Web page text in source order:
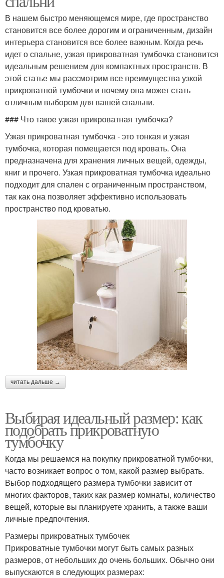
В нашем быстро меняющемся мире, где пространство
становится все более дорогим и ограниченным, дизайн
интерьера становится все более важным. Когда речь
идет о спальне, узкая прикроватная тумбочка становится
идеальным решением для компактных пространств. В
этой статье мы рассмотрим все преимущества узкой
прикроватной тумбочки и почему она может стать
отличным выбором для вашей спальни.
### Что такое узкая прикроватная тумбочка?
Узкая прикроватная тумбочка - это тонкая и узкая
тумбочка, которая помещается под кровать. Она
предназначена для хранения личных вещей, одежды,
книг и прочего. Узкая прикроватная тумбочка идеально
подходит для спален с ограниченным пространством,
так как она позволяет эффективно использовать
пространство под кроватью.
читать дальше →
Выбирая идеальный размер: как
подобрать прикроватную
тумбочку
Когда мы решаемся на покупку прикроватной тумбочки,
часто возникает вопрос о том, какой размер выбрать.
Выбор подходящего размера тумбочки зависит от
многих факторов, таких как размер комнаты, количество
вещей, которые вы планируете хранить, а также ваши
личные предпочтения.
Размеры прикроватных тумбочек
Прикроватные тумбочки могут быть самых разных
размеров, от небольших до очень больших. Обычно они
выпускаются в следующих размерах: